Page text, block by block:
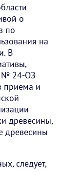
о
по
на
В
№ 24-ОЗ
приема и
древесины,
древесины
следует,